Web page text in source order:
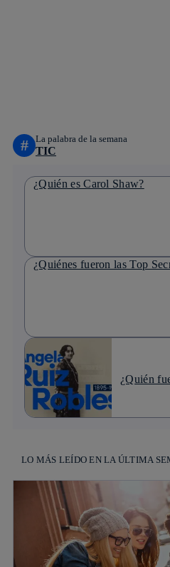
# La palabra de la semana
TIC
¿Quién es Carol Shaw?
¿Quiénes fueron las Top
¿Quién
LO MÁS LEÍDO EN LA ÚLTIMA